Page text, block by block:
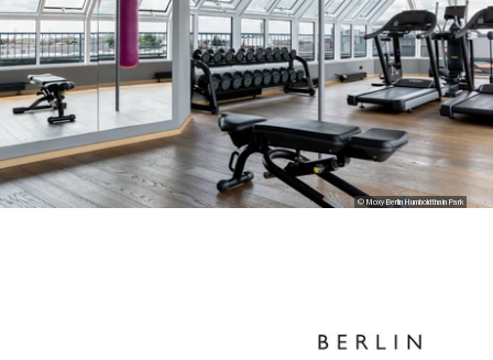
© Moxy Berlin Humboldthain Park